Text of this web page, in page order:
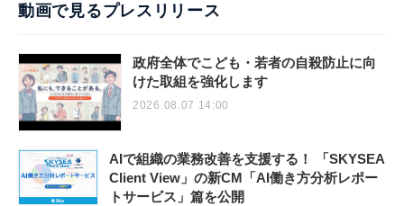
動画で見るプレスリリース
政府全体でこども・若者の自殺防止に向
けた取組を強化します
2026.08.07 14:00
AIで組織の業務改善を支援する！ 「SKYSEA
Client View」の新CM「AI働き方分析レポー
トサービス」篇を公開